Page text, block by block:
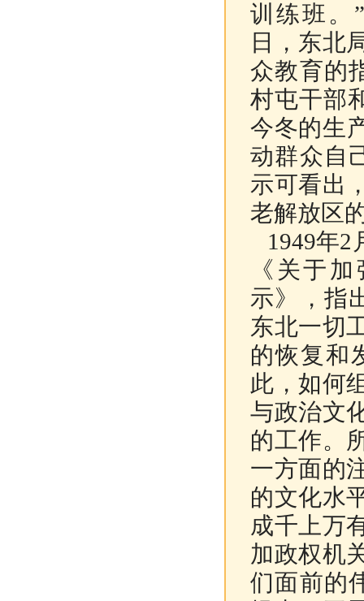
训练班。
日
，东北
众教育的
村屯干部
今冬的生
动群众自
示可看出
老解放区
1949年2
《关于
示》，指
东北一切
的恢复和
此，如何
与政治文
的工作。
一方面的
的文化水
成千上万
加政权机
们面前的